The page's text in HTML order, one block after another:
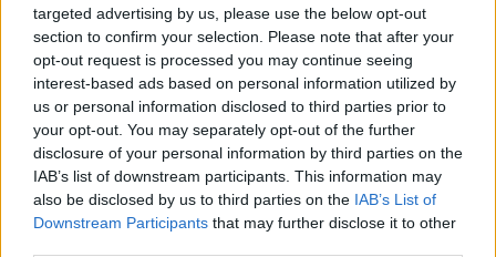
targeted advertising by us, please use the below opt-out
section to confirm your selection. Please note that after your
opt-out request is processed you may continue seeing
interest-based ads based on personal information utilized by
us or personal information disclosed to third parties prior to
your opt-out. You may separately opt-out of the further
disclosure of your personal information by third parties on the
IAB’s list of downstream participants. This information may
also be disclosed by us to third parties on the IAB’s List of
Downstream Participants that may further disclose it to other
Classic Mantra
Riepilogo stagione
Titolare 29 - 96%
Entrato 0 - 0 %
Squalificato